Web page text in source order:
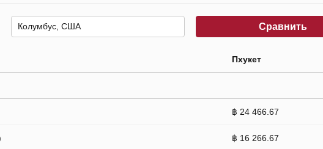
Сравнить
Пхукет
฿ 24 466.67
฿ 16 266.67